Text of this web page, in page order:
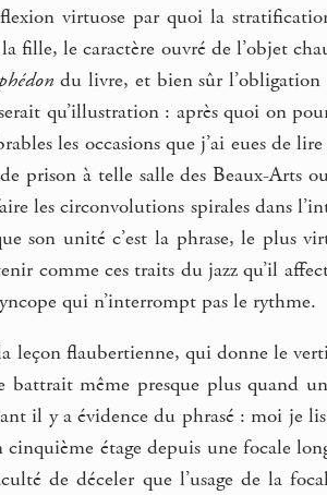
virtuose par quoi la
fille, le caractère ouvré de l’objet
du livre, et bien sûr l’obligation
qu’illustration : après quoi on
les occasions que j’ai eues de
prison à telle salle des Beaux-Arts
les circonvolutions spirales dans
son unité c’est la phrase, le plus
comme ces traits du jazz qu’il
qui n’interrompt pas le rythme.
leçon flaubertienne, qui donne le
battrait même presque plus quand
il y a évidence du phrasé : moi je
étage depuis une focale
de déceler que l’usage de la